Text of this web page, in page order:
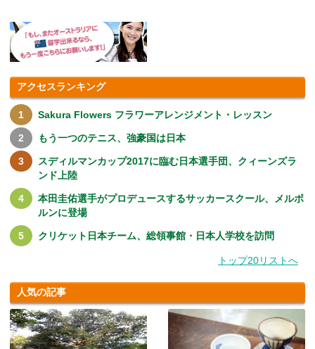
アクセスランキング
Sakura Flowers フラワーアレンジメント・レッスン
もう一つのテニス、強豪国は日本
スディルマンカップ2017に臨む日本選手団、クィーンズラ
ンド上陸
本田圭佑選手がプロデュースするサッカースクール、メルボ
ルンに登場
クリケット日本チーム、総領事館・日本人学校を訪問
トップ20リストへ
人気の記事